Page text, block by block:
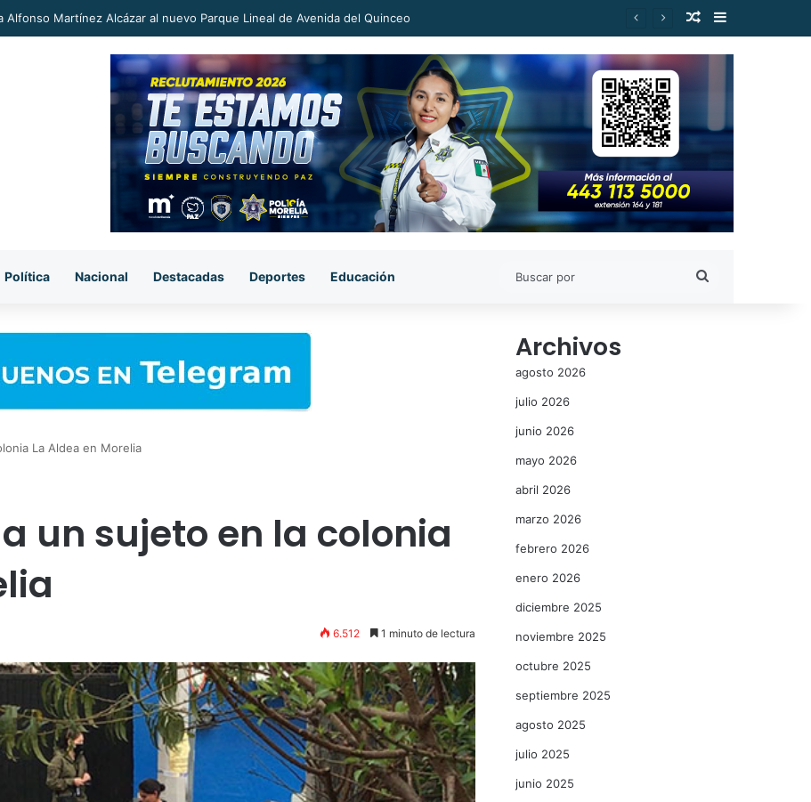
a proceso al «R1» por homicidio del ex alcalde Carlos Manzo Publicación al
Barra lateral
Política Nacional Destacadas Deportes Educación
La Aldea en Morelia
un sujeto en la colonia
6.512 1 minuto de lectura
Archivos
agosto 2026
julio 2026
junio 2026
mayo 2026
abril 2026
marzo 2026
febrero 2026
enero 2026
diciembre 2025
noviembre 2025
octubre 2025
septiembre 2025
agosto 2025
julio 2025
junio 2025